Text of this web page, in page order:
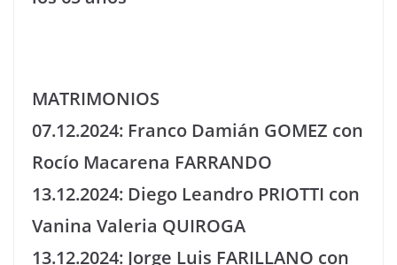
MATRIMONIOS
07.12.2024: Franco Damián GOMEZ con
Rocío Macarena FARRANDO
13.12.2024: Diego Leandro PRIOTTI con
Vanina Valeria QUIROGA
13.12.2024: Jorge Luis FARILLANO con